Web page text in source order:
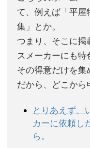
て、例えば「平
集」とか。
つまり、そこに掲
スメーカーにも特
その得意だけを集
だから、どこから
とりあえず、
カーに依頼し
ら。